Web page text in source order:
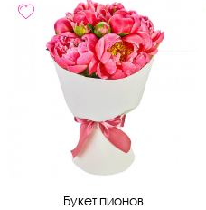
Букет пионов